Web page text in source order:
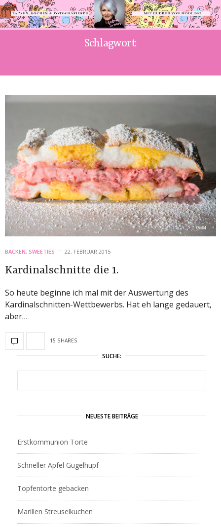
Schlagwort:
BACKEN, SWEETIES 22. FEBRUAR 2015
Kardinalschnitte die 1.
So heute beginne ich mal mit der Auswertung des
Kardinalschnitten-Wettbewerbs. Hat eh lange gedauert,
aber…
15 SHARES
SUCHE:
NEUESTE BEITRÄGE
Erstkommunion Torte
Schneller Apfel Gugelhupf
Topfentorte gebacken
Marillen Streuselkuchen